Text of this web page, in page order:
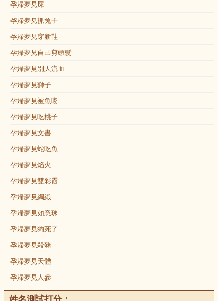
孕婦夢見屎
孕婦夢見抓兔子
孕婦夢見穿新鞋
孕婦夢見自己剪頭髮
孕婦夢見別人流血
孕婦夢見獅子
孕婦夢見被魚咬
孕婦夢見吃桃子
孕婦夢見文書
孕婦夢見蛇吃魚
孕婦夢見焰火
孕婦夢見雙彩霞
孕婦夢見綢緞
孕婦夢見如意珠
孕婦夢見狗死了
孕婦夢見殺豬
孕婦夢見天體
孕婦夢見人參
姓名測試打分：